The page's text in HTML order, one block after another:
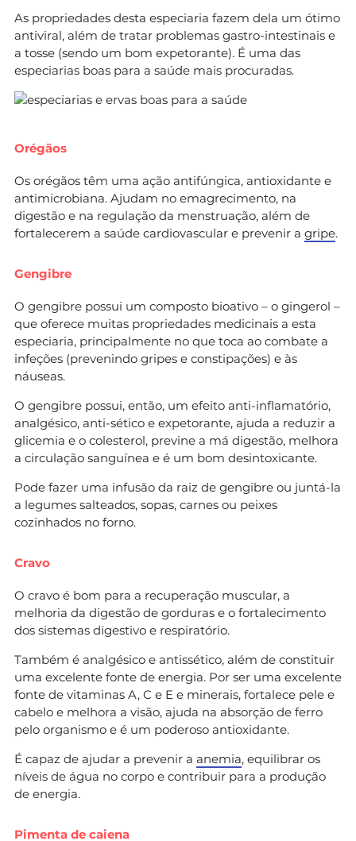
As propriedades desta especiaria fazem dela um ótimo
antiviral, além de tratar problemas gastro-intestinais e
a tosse (sendo um bom expetorante). É uma das
especiarias boas para a saúde mais procuradas.
Orégãos
Os orégãos têm uma ação antifúngica, antioxidante e
antimicrobiana. Ajudam no emagrecimento, na
digestão e na regulação da menstruação, além de
fortalecerem a saúde cardiovascular e prevenir a gripe.
Gengibre
O gengibre possui um composto bioativo – o gingerol –
que oferece muitas propriedades medicinais a esta
especiaria, principalmente no que toca ao combate a
infeções (prevenindo gripes e constipações) e às
náuseas.
O gengibre possui, então, um efeito anti-inflamatório,
analgésico, anti-sético e expetorante, ajuda a reduzir a
glicemia e o colesterol, previne a má digestão, melhora
a circulação sanguínea e é um bom desintoxicante.
Pode fazer uma infusão da raiz de gengibre ou juntá-la
a legumes salteados, sopas, carnes ou peixes
cozinhados no forno.
Cravo
O cravo é bom para a recuperação muscular, a
melhoria da digestão de gorduras e o fortalecimento
dos sistemas digestivo e respiratório.
Também é analgésico e antissético, além de constituir
uma excelente fonte de energia. Por ser uma excelente
fonte de vitaminas A, C e E e minerais, fortalece pele e
cabelo e melhora a visão, ajuda na absorção de ferro
pelo organismo e é um poderoso antioxidante.
É capaz de ajudar a prevenir a anemia, equilibrar os
níveis de água no corpo e contribuir para a produção
de energia.
Pimenta de caiena